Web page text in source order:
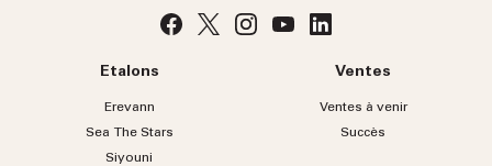
Etalons
Erevann
Sea TheStars
Siyouni
Ventes
Ventes à venir
Succès